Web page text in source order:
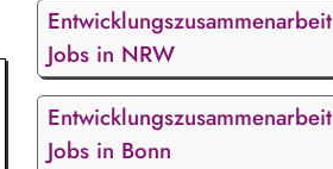
Entwicklungszusammenarbeit
Jobs in NRW
Entwicklungszusammenarbeit
Jobs in Bonn